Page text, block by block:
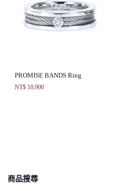
PROMISE BANDS Ring
NT$ 10,900
商品搜尋